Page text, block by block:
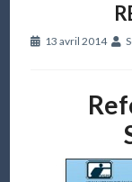
13 avril 2014